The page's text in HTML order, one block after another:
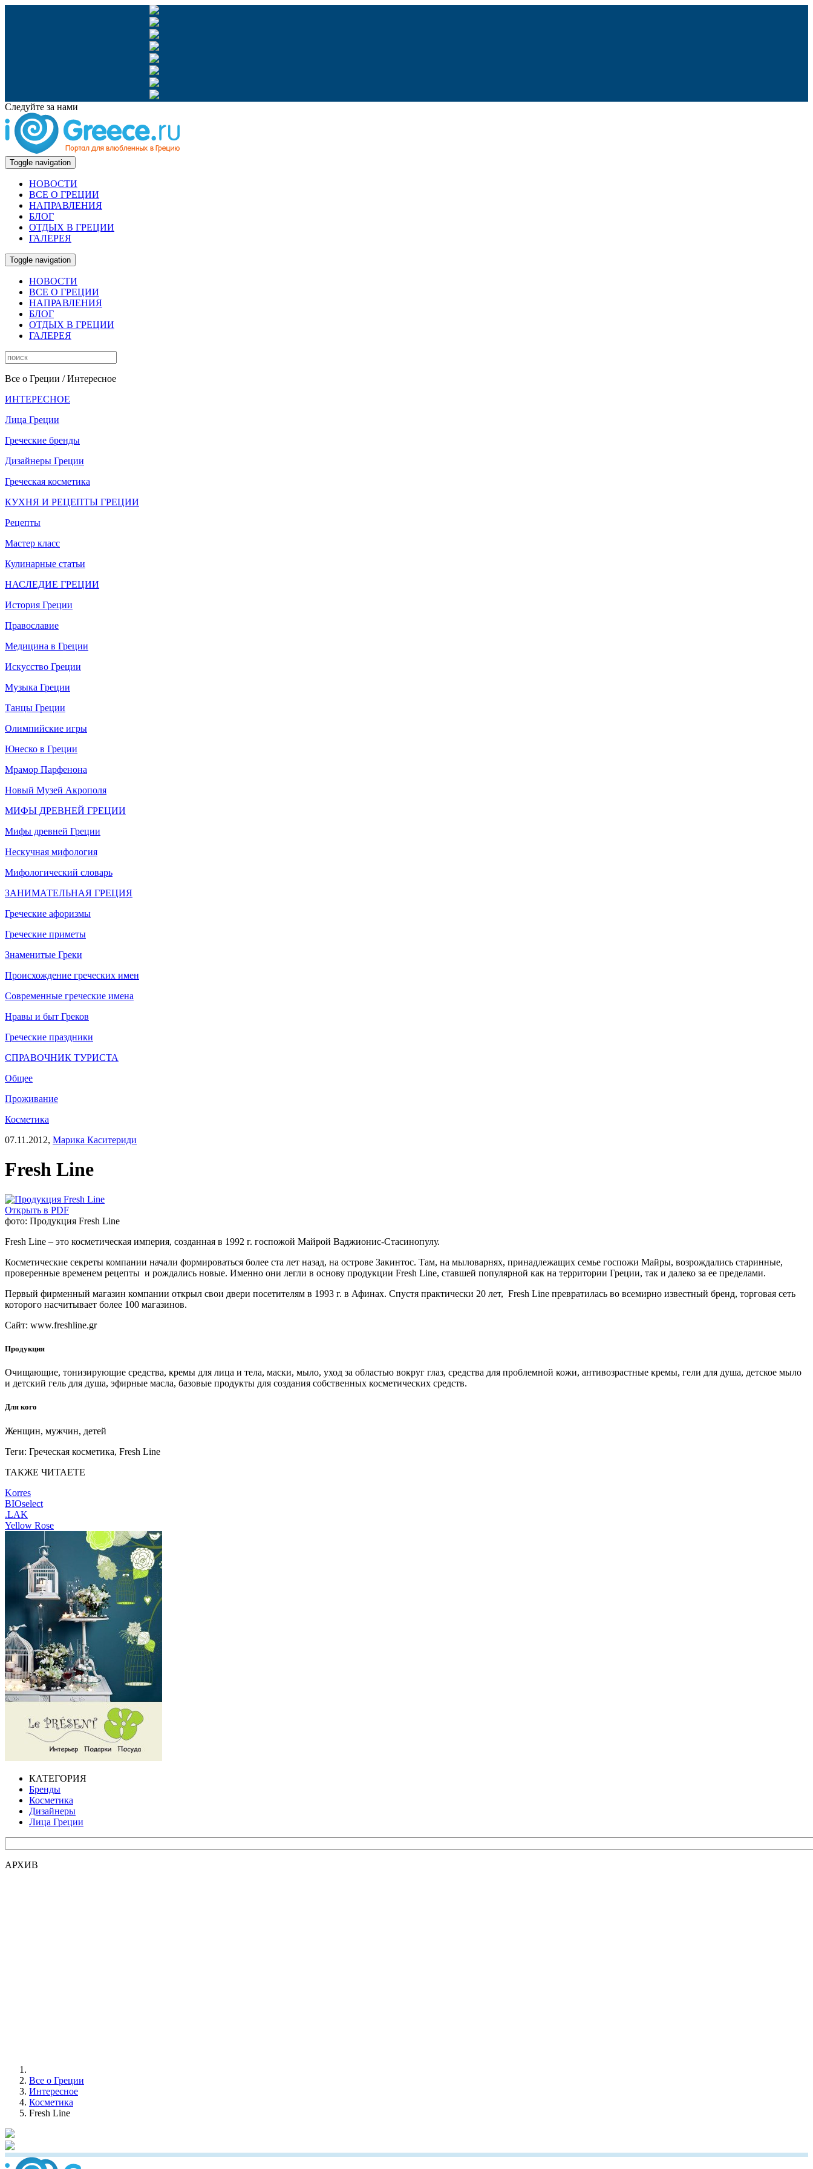
Следуйте за нами
Toggle navigation
НОВОСТИ
ВСЕ О ГРЕЦИИ
НАПРАВЛЕНИЯ
БЛОГ
ОТДЫХ В ГРЕЦИИ
ГАЛЕРЕЯ
Toggle navigation
НОВОСТИ
ВСЕ О ГРЕЦИИ
НАПРАВЛЕНИЯ
БЛОГ
ОТДЫХ В ГРЕЦИИ
ГАЛЕРЕЯ
Все о Греции / Интересное
ИНТЕРЕСНОЕ
Лица Греции
Греческие бренды
Дизайнеры Греции
Греческая косметика
КУХНЯ И РЕЦЕПТЫ ГРЕЦИИ
Рецепты
Мастер класс
Кулинарные статьи
НАСЛЕДИЕ ГРЕЦИИ
История Греции
Православие
Медицина в Греции
Искусство Греции
Музыка Греции
Танцы Греции
Олимпийские игры
Юнеско в Греции
Мрамор Парфенона
Новый Музей Акрополя
МИФЫ ДРЕВНЕЙ ГРЕЦИИ
Мифы древней Греции
Нескучная мифология
Мифологический словарь
ЗАНИМАТЕЛЬНАЯ ГРЕЦИЯ
Греческие афоризмы
Греческие приметы
Знаменитые Греки
Происхождение греческих имен
Современные греческие имена
Нравы и быт Греков
Греческие праздники
СПРАВОЧНИК ТУРИСТА
Общее
Проживание
Косметика
07.11.2012, Марика Каситериди
Fresh Line
Открыть в PDF
фото: Продукция Fresh Line
Fresh Line – это косметическая империя, созданная в 1992 г. госпожой Майрой Ваджионис-Стасинопулу.
Косметические секреты компании начали формироваться более ста лет назад, на острове Закинтос. Там, на мыловарнях, принадлежащих семье госпожи Майры, возрождались старинные,
проверенные временем рецепты и рождались новые. Именно они легли в основу продукции Fresh Line, ставшей популярной как на территории Греции, так и далеко за ее пределами.
Первый фирменный магазин компании открыл свои двери посетителям в 1993 г. в Афинах. Спустя практически 20 лет, Fresh Line превратилась во всемирно известный бренд, торговая сеть
которого насчитывает более 100 магазинов.
Сайт: www.freshline.gr
Продукция
Очищающие, тонизирующие средства, кремы для лица и тела, маски, мыло, уход за областью вокруг глаз, средства для проблемной кожи, антивозрастные кремы, гели для душа, детское мыло
и детский гель для душа, эфирные масла, базовые продукты для создания собственных косметических средств.
Для кого
Женщин, мужчин, детей
Теги: Греческая косметика, Fresh Line
ТАКЖЕ ЧИТАЕТЕ
Korres
BIOselect
.LAK
Yellow Rose
КАТЕГОРИЯ
Бренды
Косметика
Дизайнеры
Лица Греции
АРХИВ
Все о Греции
Интересное
Косметика
Fresh Line